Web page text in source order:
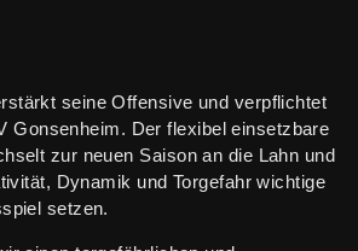
seine Offensive und verpflichtet
Gonsenheim. Der flexibel einsetzbare
zur neuen Saison an die Lahn und
Dynamik und Torgefahr wichtige
setzen.